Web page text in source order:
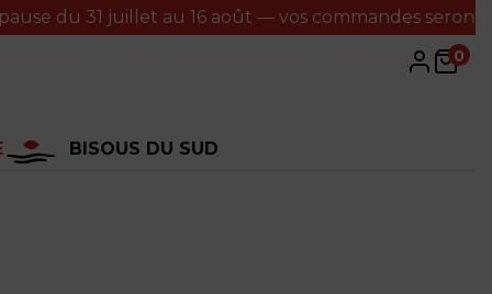
juillet au 16 août — vos commandes seront traitées
0
BISOUS DU SUD